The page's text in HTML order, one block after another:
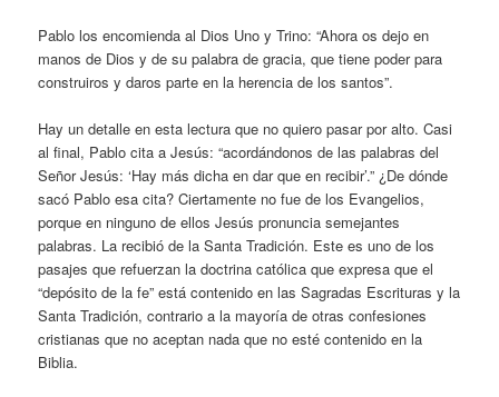
Pablo los encomienda al Dios Uno y Trino: “Ahora os dejo en
manos de Dios y de su palabra de gracia, que tiene poder para
construiros y daros parte en la herencia de los santos”.
Hay un detalle en esta lectura que no quiero pasar por alto. Casi
al final, Pablo cita a Jesús: “acordándonos de las palabras del
Señor Jesús: ‘Hay más dicha en dar que en recibir’.” ¿De dónde
sacó Pablo esa cita? Ciertamente no fue de los Evangelios,
porque en ninguno de ellos Jesús pronuncia semejantes
palabras. La recibió de la Santa Tradición. Este es uno de los
pasajes que refuerzan la doctrina católica que expresa que el
“depósito de la fe” está contenido en las Sagradas Escrituras y la
Santa Tradición, contrario a la mayoría de otras confesiones
cristianas que no aceptan nada que no esté contenido en la
Biblia.